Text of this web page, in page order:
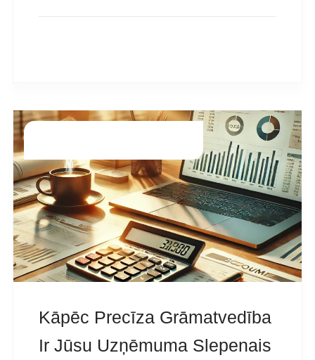
Kāpēc Precīza Grāmatvedība
Ir Jūsu Uzņēmuma Slepenais